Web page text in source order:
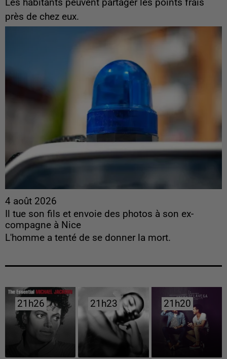
Les habitants peuvent partager les points frais
près de chez eux.
4 août 2026
Il tue son fils et envoie des photos à son ex-
compagne à Nice
L'homme a tenté de se donner la mort.
21h26
21h26 21h23
21h23 21h20
21h20